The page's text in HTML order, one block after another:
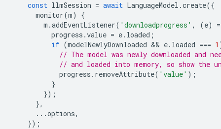
const llmSession = await LanguageModel .create({
monitor(m)
{
m .addEventListener( 'downloadprogress' , (e) =
progress .value = e. loaded ;
if (modelNewlyDownloaded && e. loaded === 1
// The model was newly downloaded and
// and loaded into memory, so show the
progress . removeAttribute( 'value' );
}
});
},
...options,
});